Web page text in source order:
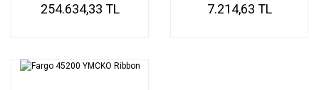
254.634,33 TL 7.214,63 TL